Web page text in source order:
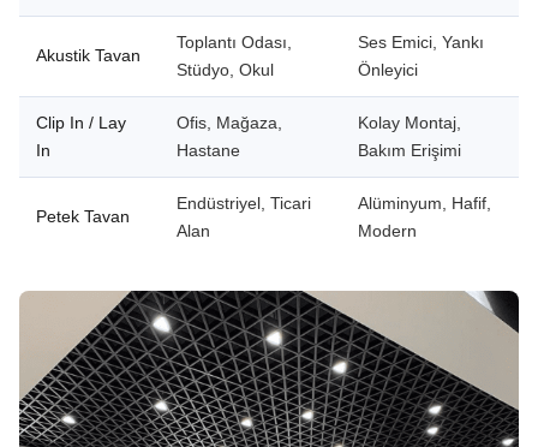
Akustik Tavan
Toplantı Odası,
Stüdyo, Okul
Ses Emici, Yankı
Önleyici
Clip In / Lay
In
Ofis, Mağaza,
Hastane
Kolay Montaj,
Bakım Erişimi
Petek Tavan
Endüstriyel, Ticari
Alan
Alüminyum, Hafif,
Modern